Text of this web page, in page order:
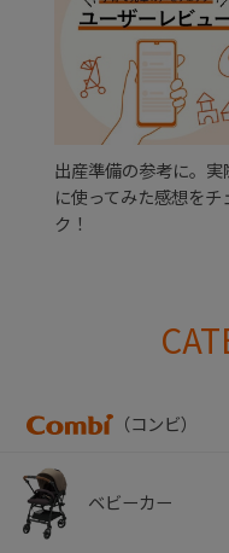
出産準備の参考に。実
に使ってみた感想をチ
ク！
（コンビ）
ベビーカー